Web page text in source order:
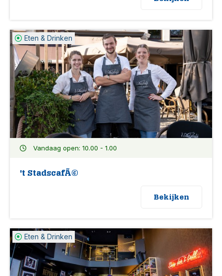
Eten & Drinken
Vandaag open: 10.00 - 1.00
't StadscafÃ©
Bekijken
Eten & Drinken